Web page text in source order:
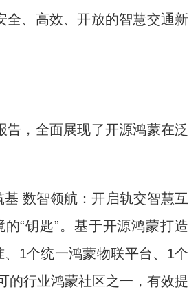
全、高效、开放的智慧交通新
，全面展现了开源鸿蒙在泛
数智领航：开启轨交智慧互
“钥匙”。基于开源鸿蒙打造
、1个统一鸿蒙物联平台、1个
的行业鸿蒙社区之一，有效提